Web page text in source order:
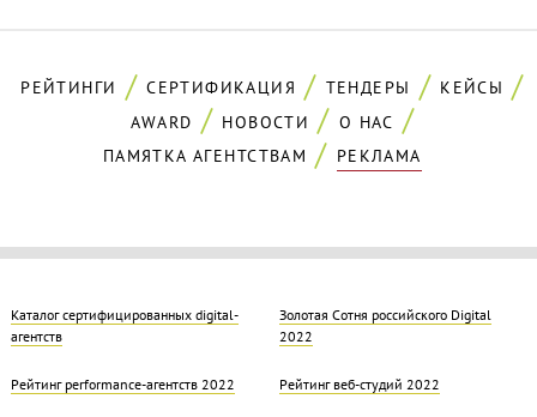
РЕЙТИНГИ СЕРТИФИКАЦИЯ ТЕНДЕРЫ
КЕЙСЫ
AWARD
НОВОСТИ
О НАС
ПАМЯТКА АГЕНТСТВАМ
РЕКЛАМА
Каталог сертифицированных digital-
агентств
Золотая Cотня российского Digital
2022
Рейтинг performance-агентств 2022 Рейтинг веб-студий 2022